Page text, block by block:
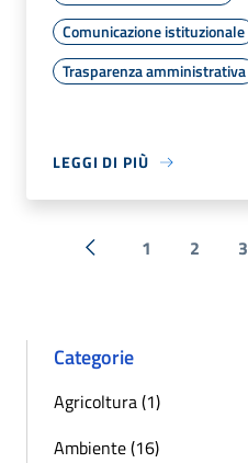
Comunicazione istituzionale
Trasparenza amministrativa
LEGGI DI PIÙ
« Precedente
1 2 3
Categorie
Agricoltura (1)
Ambiente (16)